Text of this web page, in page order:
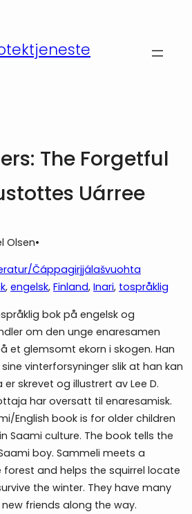
The Forgetful
Uárree
Olsen•
Čáppagirjjálašvuohta
, engelsk, Finland, Inari, tospråklig
bok på engelsk og
om den unge enaresamen
et glemsomt ekorn i skogen. Han
vinterforsyninger slik at han kan
skrevet og illustrert av Lee D.
har oversatt til enaresamisk.
English book is for older children
Saami culture. The book tells the
boy. Sammeli meets a
forest and helps the squirrel locate
the winter. They have many
friends along the way.